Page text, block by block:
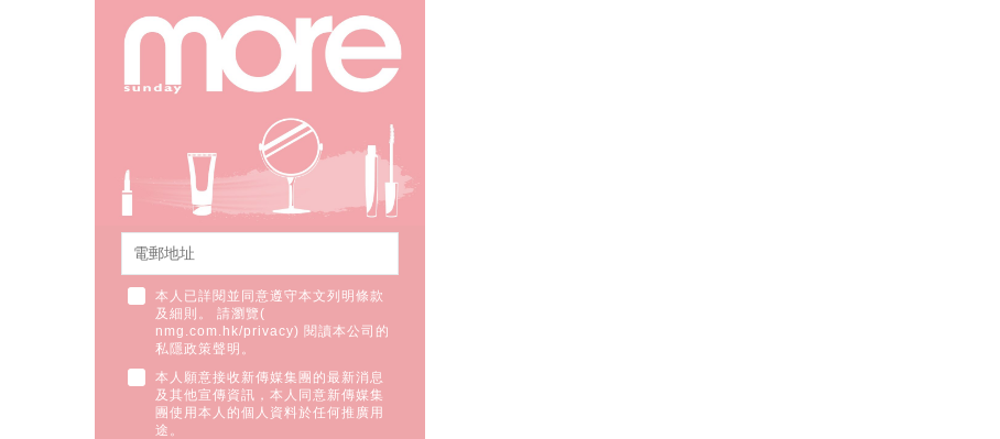
本人已詳閱並同意遵守本文列明條款
及細則。 請瀏覽(
nmg.com.hk/privacy) 閱讀本公司的
私隱政策聲明。
本人願意接收新傳媒集團的最新消息
及其他宣傳資訊，本人同意新傳媒集
團使用本人的個人資料於任何推廣用
途。